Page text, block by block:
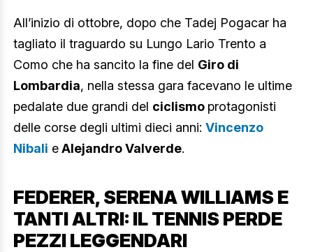
All’inizio di ottobre, dopo che Tadej Pogacar ha
tagliato il traguardo su Lungo Lario Trento a
Como che ha sancito la fine del Giro di
Lombardia, nella stessa gara facevano le ultime
pedalate due grandi del ciclismo protagonisti
delle corse degli ultimi dieci anni: Vincenzo
Nibali eAlejandro Valverde.
FEDERER, SERENA WILLIAMS E
TANTI ALTRI: IL TENNIS PERDE
PEZZI LEGGENDARI